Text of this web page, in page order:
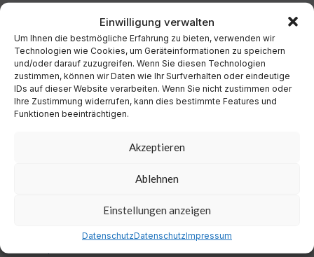
Einwilligung verwalten
Um Ihnen die bestmögliche Erfahrung zu bieten, verwenden wir
Technologien wie Cookies, um Geräteinformationen zu speichern
und/oder darauf zuzugreifen. Wenn Sie diesen Technologien
zustimmen, können wir Daten wie Ihr Surfverhalten oder eindeutige
IDs auf dieser Website verarbeiten. Wenn Sie nicht zustimmen oder
Ihre Zustimmung widerrufen, kann dies bestimmte Features und
Funktionen beeinträchtigen.
Akzeptieren
Ablehnen
Einstellungen anzeigen
DatenschutzDatenschutzImpressum
Dezember 2024
November 2024
Oktober 2024
September 2024
August 2024
Juli 2024
Juni 2024
Mai 2024
November 2023
Oktober 2023